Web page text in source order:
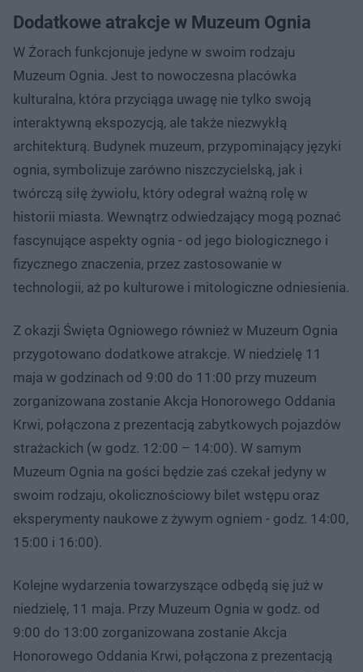
Dodatkowe atrakcje w Muzeum Ognia
W Żorach funkcjonuje jedyne w swoim rodzaju
Muzeum Ognia. Jest to nowoczesna placówka
kulturalna, która przyciąga uwagę nie tylko swoją
interaktywną ekspozycją, ale także niezwykłą
architekturą. Budynek muzeum, przypominający języki
ognia, symbolizuje zarówno niszczycielską, jak i
twórczą siłę żywiołu, który odegrał ważną rolę w
historii miasta. Wewnątrz odwiedzający mogą poznać
fascynujące aspekty ognia - od jego biologicznego i
fizycznego znaczenia, przez zastosowanie w
technologii, aż po kulturowe i mitologiczne odniesienia.
Z okazji Święta Ogniowego również w Muzeum Ognia
przygotowano dodatkowe atrakcje. W niedzielę 11
maja w godzinach od 9:00 do 11:00 przy muzeum
zorganizowana zostanie Akcja Honorowego Oddania
Krwi, połączona z prezentacją zabytkowych pojazdów
strażackich (w godz. 12:00 – 14:00). W samym
Muzeum Ognia na gości będzie zaś czekał jedyny w
swoim rodzaju, okolicznościowy bilet wstępu oraz
eksperymenty naukowe z żywym ogniem - godz. 14:00,
15:00 i 16:00).
Kolejne wydarzenia towarzyszące odbędą się już w
niedzielę, 11 maja. Przy Muzeum Ognia w godz. od
9:00 do 13:00 zorganizowana zostanie Akcja
Honorowego Oddania Krwi, połączona z prezentacją